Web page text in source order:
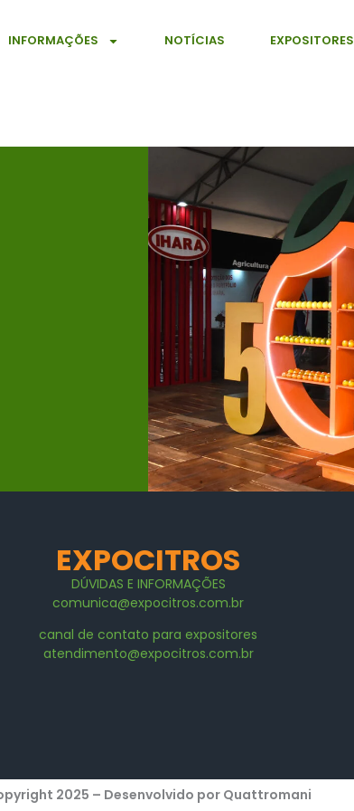
INFORMAÇÕES NOTÍCIAS EXPOSITORES
EXPOCITROS
DÚVIDAS E INFORMAÇÕES
comunica@expocitros.com.br
canal de contato para expositores
atendimento@expocitros.com.br
2025 – Desenvolvido por Quattromani